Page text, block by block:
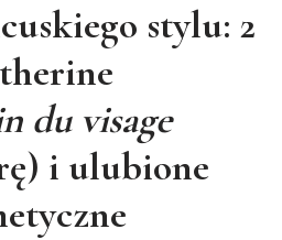
stylu: 2
du visage
i ulubione